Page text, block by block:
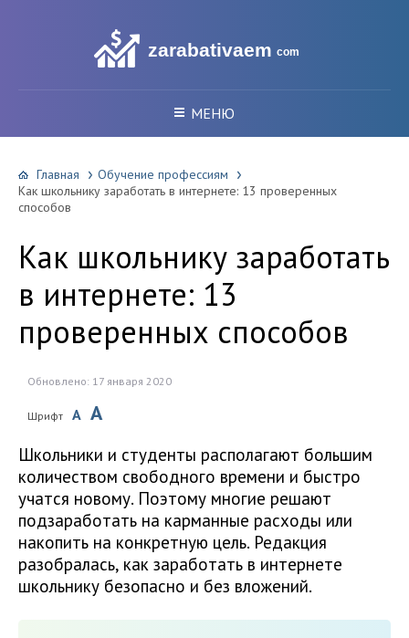
zarabativaem com
МЕНЮ
Главная
Обучение профессиям
Как школьнику заработать в интернете: 13 проверенных
способов
Как школьнику заработать
в интернете: 13
проверенных способов
Обновлено: 17 января 2020
Шрифт A A
Школьники и студенты располагают большим
количеством свободного времени и быстро
учатся новому. Поэтому многие решают
подзаработать на карманные расходы или
накопить на конкретную цель. Редакция
разобралась, как заработать в интернете
школьнику безопасно и без вложений.